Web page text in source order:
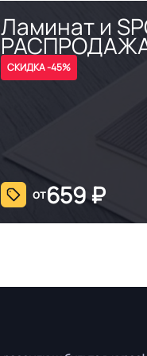
Ламинат и
СКИДКА -45%
от659₽